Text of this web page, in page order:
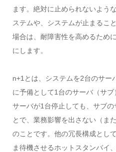
ます。絶対に止められないよう
ステムや、システムが止まるこ
場合は、耐障害性を高めるため
にします。
n+1とは、システムを2台のサー
に予備として1台のサーバ（サ
サーバが1台停止しても、サブ
とで、業務影響を出さない（ま
のことです。他の冗長構成とし
ま待機させるホットスタンバイ